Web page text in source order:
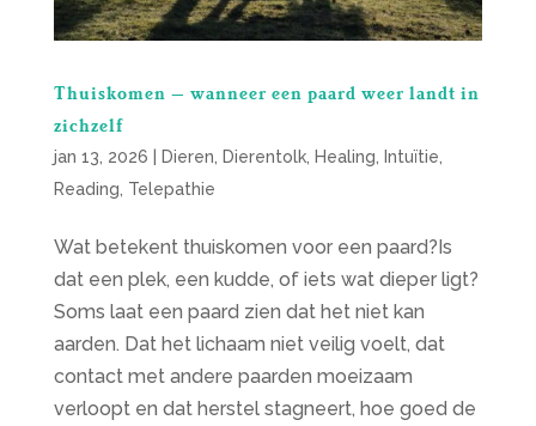
Thuiskomen – wanneer een paard weer landt in
zichzelf
jan 13, 2026 Dieren Dierentolk, Healing Intuïtie
Reading Telepathie
Wat betekent thuiskomen voor een paard?Is
dat een plek, een kudde, of iets wat dieper ligt?
Soms laat een paard zien dat het niet kan
aarden. Dat het lichaam niet veilig voelt, dat
contact met andere paarden moeizaam
verloopt en dat herstel stagneert, hoe goed de